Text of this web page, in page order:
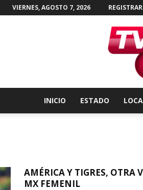
VIERNES, AGOSTO 7, 2026
INICIO ESTADO
AMÉRICA Y TIGRES, OTRA
MX FEMENIL